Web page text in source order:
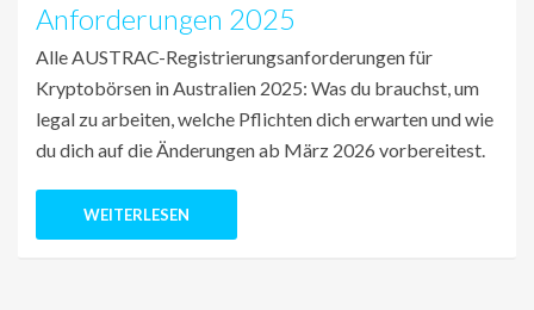
Anforderungen 2025
Alle AUSTRAC-Registrierungsanforderungen für
Kryptobörsen in Australien 2025: Was du brauchst, um
legal zu arbeiten, welche Pflichten dich erwarten und wie
du dich auf die Änderungen ab März 2026 vorbereitest.
WEITERLESEN